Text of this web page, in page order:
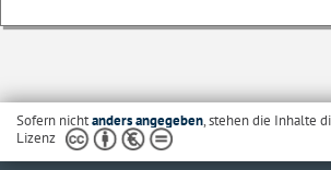
Sofern nichtanders angegeben, stehen die Inhalte
Lizenz